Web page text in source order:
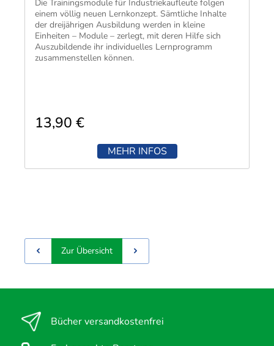
Die Trainingsmodule für Industriekaufleute folgen
einem völlig neuen Lernkonzept. Sämtliche Inhalte
der dreijährigen Ausbildung werden in kleine
Einheiten – Module – zerlegt, mit deren Hilfe sich
Auszubildende ihr individuelles Lernprogramm
zusammenstellen können.
13,90 €
MEHR INFOS
Zur Übersicht
Bücher versandkostenfrei